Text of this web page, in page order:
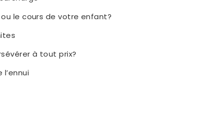
le cours de votre enfant?
à tout prix?